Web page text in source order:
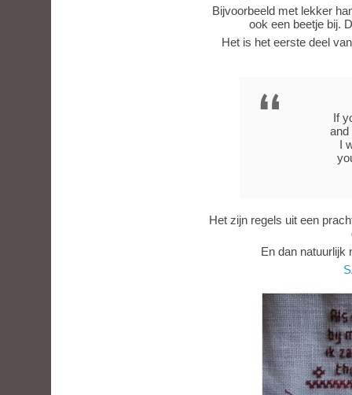
Bijvoorbeeld met lekker
ook een beetje bij.
Het is het eerste deel
If
and
I
Het zijn regels uit een
En dan natuurlijk